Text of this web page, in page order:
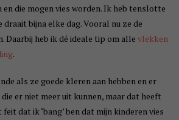
die mogen vies worden. Ik heb tenslotte
draait bijna elke dag. Vooral nu ze de
Daarbij heb ik dé ideale tip om alle vlekken
.
als ze goede kleren aan hebben en er
er niet meer uit kunnen, maar dat heeft
dat ik ‘bang’ ben dat mijn kinderen vies